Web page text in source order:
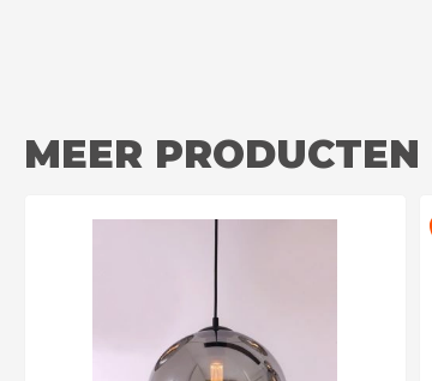
MEER PRODUCTEN